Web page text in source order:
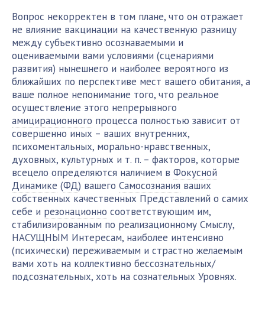
Вопрос некорректен в том плане, что он отражает
не влияние вакцинации на качественную разницу
между субъективно осознаваемыми и
оцениваемыми вами условиями (сценариями
развития) нынешнего и наиболее вероятного из
ближайших по перспективе мест вашего обитания, а
ваше полное непонимание того, что реальное
осуществление этого непрерывного
амицирационного процесса полностью зависит от
совершенно иных – ваших внутренних,
психоментальных, морально-нравственных,
духовных, культурных и т. п. – факторов, которые
всецело определяются наличием в Фокусной
Динамике (ФД) вашего Самосознания ваших
собственных качественных Представлений о самих
себе и резонационно соответствующим им,
стабилизированным по реализационному Смыслу,
НАСУЩНЫМ Интересам, наиболее интенсивно
(психически) переживаемым и страстно желаемым
вами хоть на коллективно бессознательных/
подсознательных, хоть на сознательных Уровнях.